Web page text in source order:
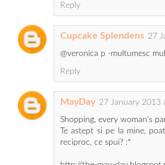
Reply
Cupcake Splendens 27
@veronica p -multumesc
Reply
MayDay 27 January 2013
Shopping, every woman's
Te astept si pe la mine,
reciproc, ce spui? :*